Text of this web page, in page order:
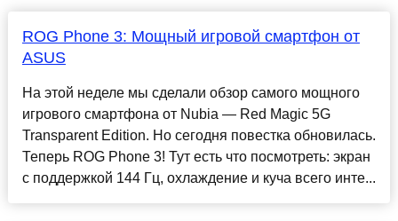
ROG Phone 3: Мощный игровой смартфон от
ASUS
На этой неделе мы сделали обзор самого мощного
игрового смартфона от Nubia — Red Magic 5G
Transparent Edition. Но сегодня повестка обновилась.
Теперь ROG Phone 3! Тут есть что посмотреть: экран
с поддержкой 144 Гц, охлаждение и куча всего инте...